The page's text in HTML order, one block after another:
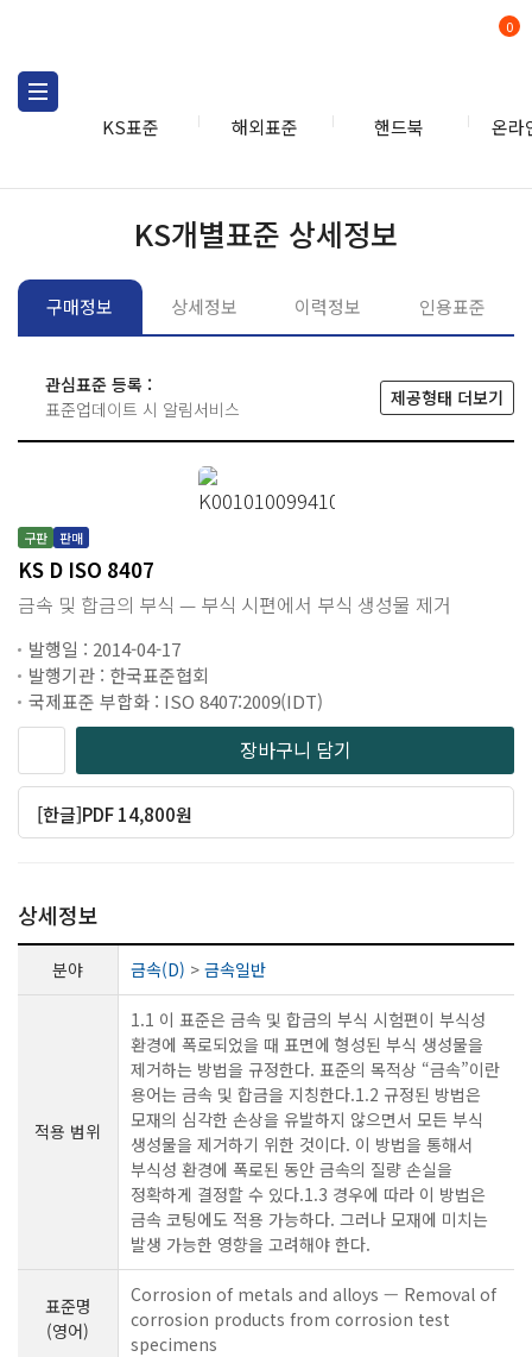
KS표준 해외표준 핸드북 온라
0
KS개별표준 상세정보
구매정보 상세정보 이력정보 인용표준
관심표준 등록 :
표준업데이트 시 알림서비스
제공형태 더보기
구판 판매
KS D ISO 8407
금속 및 합금의 부식 — 부식 시편에서 부식 생성물 제거
발행일 : 2014-04-17
발행기관 : 한국표준협회
국제표준 부합화 : ISO 8407:2009(IDT)
장바구니 담기
[한글]PDF 14,800원
상세정보
분야 금속(D) > 금속일반
적용 범위
1.1 이 표준은 금속 및 합금의 부식 시험편이 부식성
환경에 폭로되었을 때 표면에 형성된 부식 생성물을
제거하는 방법을 규정한다. 표준의 목적상 “금속”이란
용어는 금속 및 합금을 지칭한다.1.2 규정된 방법은
모재의 심각한 손상을 유발하지 않으면서 모든 부식
생성물을 제거하기 위한 것이다. 이 방법을 통해서
부식성 환경에 폭로된 동안 금속의 질량 손실을
정확하게 결정할 수 있다.1.3 경우에 따라 이 방법은
금속 코팅에도 적용 가능하다. 그러나 모재에 미치는
발생 가능한 영향을 고려해야 한다.
표준명
(영어)
Corrosion of metals and alloys — Removal of
corrosion products from corrosion test
specimens